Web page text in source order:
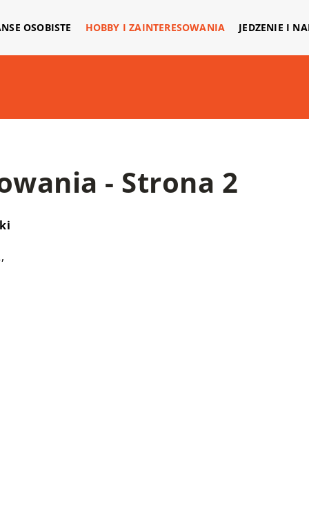
OSOBISTE HOBBY I ZAINTERESOWANIA JEDZENIE I
- Strona 2